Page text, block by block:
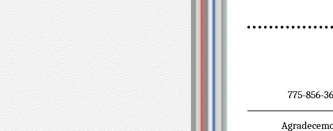
775-856-